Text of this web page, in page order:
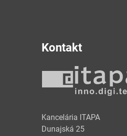
Kontakt
Kancelária ITAPA
Dunajská 25